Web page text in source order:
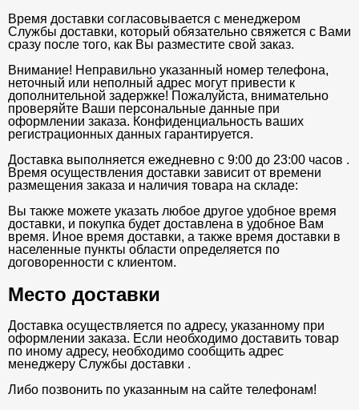
Время доставки согласовывается с менеджером
Службы доставки, который обязательно свяжется с Вами
сразу после того, как Вы разместите свой заказ.
Внимание! Неправильно указанный номер телефона,
неточный или неполный адрес могут привести к
дополнительной задержке! Пожалуйста, внимательно
проверяйте Ваши персональные данные при
оформлении заказа. Конфиденциальность ваших
регистрационных данных гарантируется.
Доставка выполняется ежедневно с 9:00 до 23:00 часов .
Время осуществления доставки зависит от времени
размещения заказа и наличия товара на складе:
Вы также можете указать любое другое удобное время
доставки, и покупка будет доставлена в удобное Вам
время. Иное время доставки, а также время доставки в
населенные пункты области определяется по
договоренности с клиентом.
Место доставки
Доставка осуществляется по адресу, указанному при
оформлении заказа. Если необходимо доставить товар
по иному адресу, необходимо сообщить адрес
менеджеру Службы доставки .
Либо позвонить по указанным на сайте телефонам!